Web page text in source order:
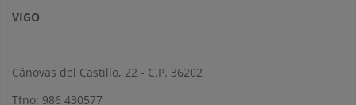
VIGO
Cánovas del Castillo, 22 - C.P. 36202
Tfno: 986 430577